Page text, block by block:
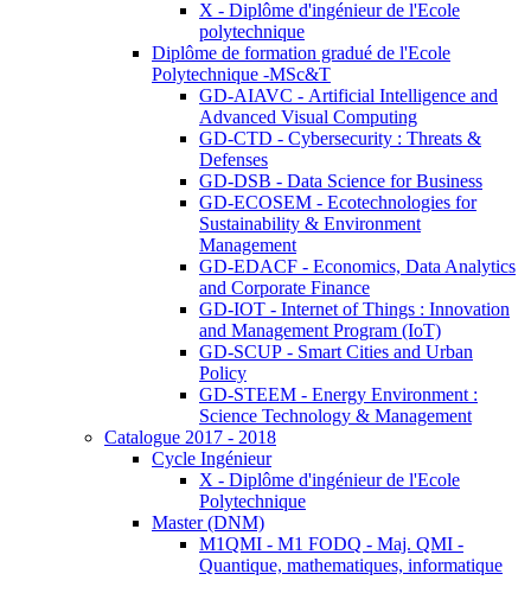
X - Diplôme d'ingénieur de l'Ecole
polytechnique
Diplôme de formation gradué de l'Ecole
Polytechnique -MSc&T
GD-AIAVC - Artificial Intelligence and
Advanced Visual Computing
GD-CTD - Cybersecurity : Threats &
Defenses
GD-DSB - Data Science for Business
GD-ECOSEM - Ecotechnologies for
Sustainability & Environment
Management
GD-EDACF - Economics, Data Analytics
and Corporate Finance
GD-IOT - Internet of Things : Innovation
and Management Program (IoT)
GD-SCUP - Smart Cities and Urban
Policy
GD-STEEM - Energy Environment :
Science Technology & Management
Catalogue 2017 - 2018
Cycle Ingénieur
X - Diplôme d'ingénieur de l'Ecole
Polytechnique
Master (DNM)
M1QMI - M1 FODQ - Maj. QMI -
Quantique, mathematiques, informatique